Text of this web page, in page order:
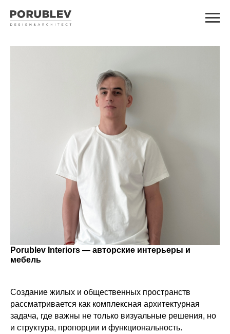
Porublev Interiors — авторские интерьеры и
мебель
Создание жилых и общественных пространств
рассматривается как комплексная архитектурная
задача, где важны не только визуальные решения, но
и структура, пропорции и функциональность.